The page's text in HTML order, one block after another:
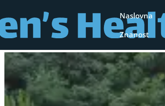
Naslovna
Znanost